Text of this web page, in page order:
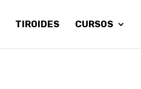
TIROIDES CURSOS